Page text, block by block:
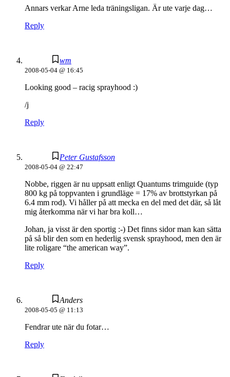
Annars verkar Arne leda träningsligan. Är ute varje dag…
Reply
wm
2008-05-04 @ 16:45
Looking good – racig sprayhood :)
/j
Reply
Peter Gustafsson
2008-05-04 @ 22:47
Nobbe, riggen är nu uppsatt enligt Quantums trimguide (typ
800 kg på toppvanten i grundläge = 17% av brottstyrkan på
6.4 mm rod). Vi håller på att mecka en del med det där, så låt
mig återkomma när vi har bra koll…
Johan, ja visst är den sportig :-) Det finns sidor man kan sätta
på så blir den som en hederlig svensk sprayhood, men den är
lite roligare “the american way”.
Reply
Anders
2008-05-05 @ 11:13
Fendrar ute när du fotar…
Reply